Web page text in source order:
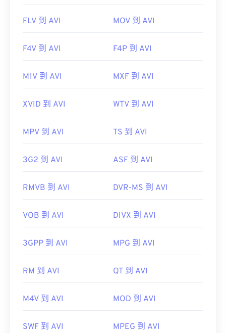
FLV 到 AVI MOV 到 AVI
F4V 到 AVI F4P 到 AVI
M1V 到 AVI MXF 到 AVI
XVID 到 AVI WTV 到 AVI
MPV 到 AVI TS 到 AVI
3G2 到 AVI ASF 到 AVI
RMVB 到 AVI DVR-MS 到 AVI
VOB 到 AVI DIVX 到 AVI
3GPP 到 AVI MPG 到 AVI
RM 到 AVI QT 到 AVI
M4V 到 AVI MOD 到 AVI
SWF 到 AVI MPEG 到 AVI